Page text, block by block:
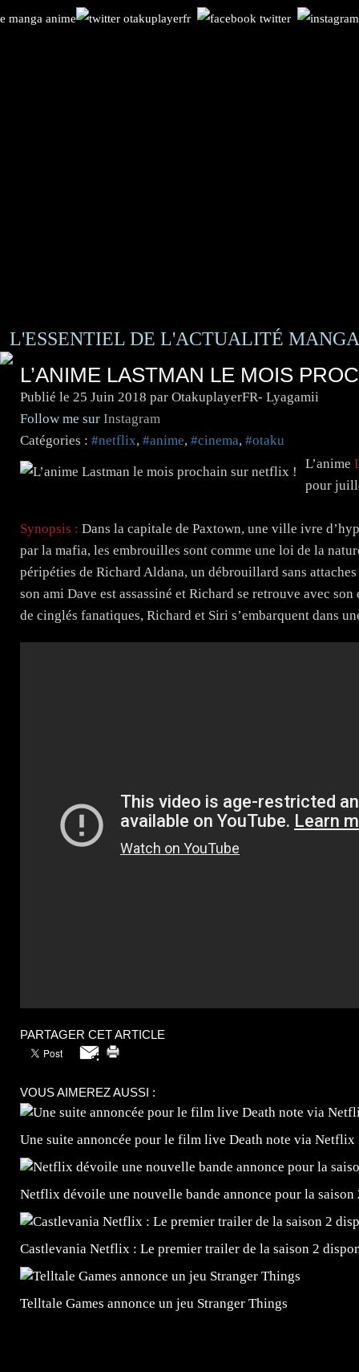
L'ESSENTIEL DE L'ACTUALITÉ
L’ANIME LASTMAN LE MOIS
Publié le 25 Juin 2018 par OtakuplayerFR- Lyagamii
Follow me sur Instagram
Catégories : #netflix, #anime, #cinema, #otaku
L’anime
pour
Synopsis : Dans la capitale de Paxtown, une ville ivre
par la mafia, les embrouilles sont comme une loi de la
péripéties de Richard Aldana, un débrouillard sans
son ami Dave est assassiné et Richard se retrouve avec
de cinglés fanatiques, Richard et Siri s’embarquent dans
PARTAGER CET ARTICLE
VOUS AIMEREZ AUSSI :
Une suite annoncée pour le film live Death note via Netflix
Netflix dévoile une nouvelle bande annonce pour la saison
Castlevania Netflix : Le premier trailer de la saison 2
Telltale Games annonce un jeu Stranger Things